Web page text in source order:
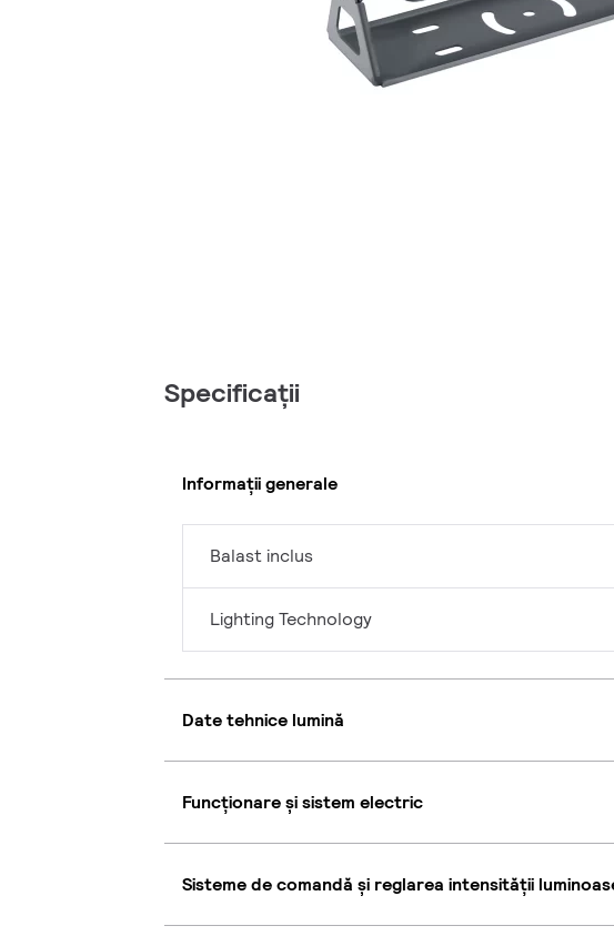
Specificații
Informații generale
Balast inclus
Lighting Technology
Date tehnice lumină
Funcționare și sistem electric
Sisteme de comandă și reglarea intensității